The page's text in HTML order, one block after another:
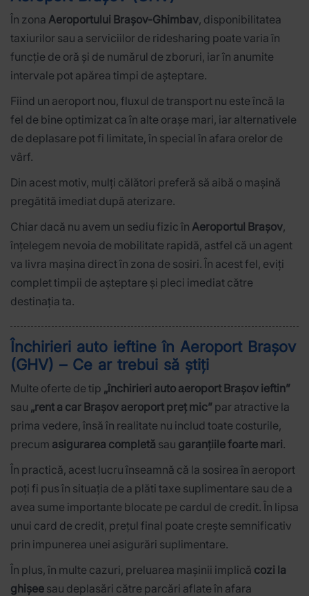
În zona Aeroportului Brașov-Ghimbav, disponibilitatea
taxiurilor sau a serviciilor de ridesharing poate varia în
funcție de oră și de numărul de zboruri, iar în anumite
intervale pot apărea timpi de așteptare.
Fiind un aeroport nou, fluxul de transport nu este încă la
fel de bine optimizat ca în alte orașe mari, iar alternativele
de deplasare pot fi limitate, în special în afara orelor de
vârf.
Din acest motiv, mulți călători preferă să aibă o mașină
pregătită imediat după aterizare.
Chiar dacă nu avem un sediu fizic în Aeroportul Brașov,
înțelegem nevoia de mobilitate rapidă, astfel că un agent
va livra mașina direct în zona de sosiri. În acest fel, eviți
complet timpii de așteptare și pleci imediat către
destinația ta.
Închirieri auto ieftine în Aeroport Brașov
(GHV) – Ce ar trebui să știți
Multe oferte de tip „închirieri auto aeroport Brașov ieftin”
sau „rent a car Brașov aeroport preț mic” par atractive la
prima vedere, însă în realitate nu includ toate costurile,
precum asigurarea completă sau garanțiile foarte mari.
În practică, acest lucru înseamnă că la sosirea în aeroport
poți fi pus în situația de a plăti taxe suplimentare sau de a
avea sume importante blocate pe cardul de credit. În lipsa
unui card de credit, prețul final poate crește semnificativ
prin impunerea unei asigurări suplimentare.
În plus, în multe cazuri, preluarea mașinii implică cozi la
ghișee sau deplasări către parcări aflate în afara